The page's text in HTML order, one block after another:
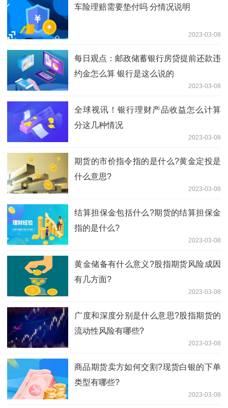
车险理赔需要垫付吗 分情况说明
2023-03-08
每日观点：邮政储蓄银行房贷提前还款违
约金怎么算 银行是这么说的
2023-03-08
全球视讯！银行理财产品收益怎么计算
分这几种情况
2023-03-08
期货的市价指令指的是什么?黄金定投是
什么意思?
2023-03-08
​结算担保金包括什么?期货的结算担保金
指的是什么?
2023-03-08
​黄金储备有什么意义?股指期货风险成因
有几方面?
2023-03-08
​广度和深度分别是什么意思?股指期货的
流动性风险有哪些?
2023-03-08
商品期货卖方如何交割?现货白银的下单
类型有哪些?
2023-03-08